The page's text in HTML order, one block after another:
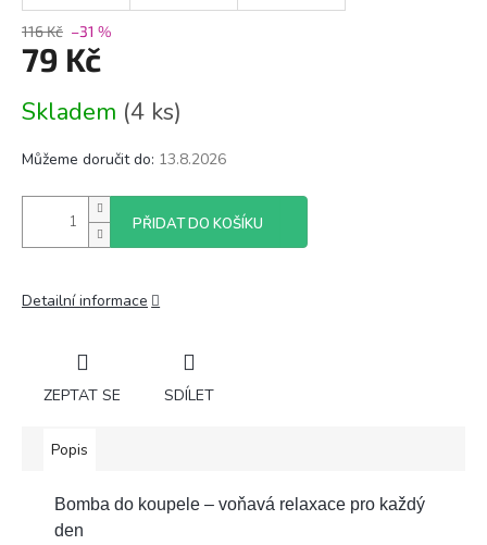
116 Kč –31 %
79 Kč
cena:
Skladem (4 ks)
Můžeme doručit do: 13.8.2026
PŘIDAT DO KOŠÍKU
Detailní informace
ZEPTAT SE SDÍLET
Popis
Bomba do koupele – voňavá relaxace pro každý
den